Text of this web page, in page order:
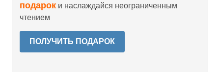
подарок и наслаждайся неограниченным
чтением
ПОЛУЧИТЬ ПОДАРОК